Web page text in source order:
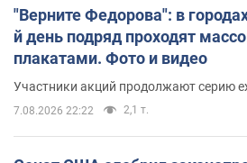
"Верните Федорова": в
й день подряд проходят
плакатами. Фото и видео
Участники акций продолжают серию
7.08.2026 22:22 2,1 т.